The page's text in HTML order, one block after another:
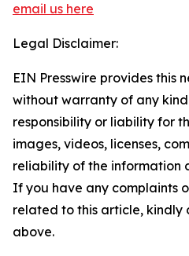
email us here
Legal Disclaimer:
EIN Presswire provides this
without warranty of any
responsibility or liability for
images, videos, licenses,
reliability of the information
If you have any complaints
related to this article, kindly
above.